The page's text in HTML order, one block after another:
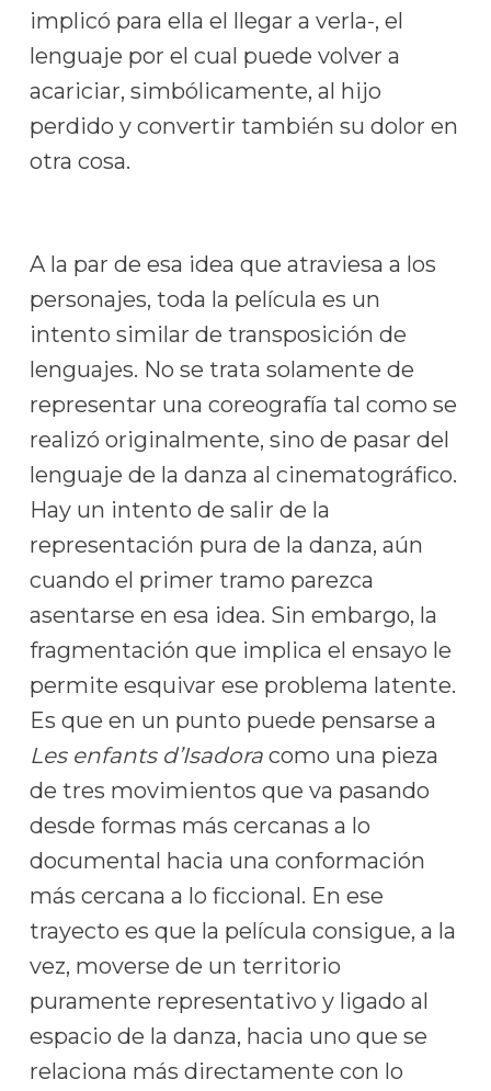
implicó para ella el llegar a verla-, el
lenguaje por el cual puede volver a
acariciar, simbólicamente, al hijo
perdido y convertir también su dolor en
otra cosa.
A la par de esa idea que atraviesa a los
personajes, toda la película es un
intento similar de transposición de
lenguajes. No se trata solamente de
representar una coreografía tal como se
realizó originalmente, sino de pasar del
lenguaje de la danza al cinematográfico.
Hay un intento de salir de la
representación pura de la danza, aún
cuando el primer tramo parezca
asentarse en esa idea. Sin embargo, la
fragmentación que implica el ensayo le
permite esquivar ese problema latente.
Es que en un punto puede pensarse a
Les enfants d’Isadoracomo una pieza
de tres movimientos que va pasando
desde formas más cercanas a lo
documental hacia una conformación
más cercana a lo ficcional. En ese
trayecto es que la película consigue, a la
vez, moverse de un territorio
puramente representativo y ligado al
espacio de la danza, hacia uno que se
relaciona más directamente con lo